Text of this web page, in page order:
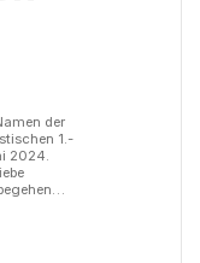
der
1.-
2024.
und